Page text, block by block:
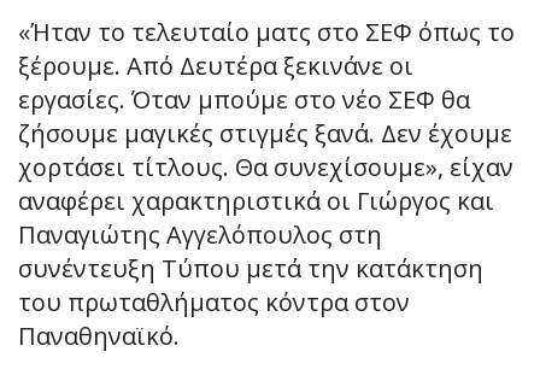
«Ήταν το τελευταίο ματς στο ΣΕΦ όπως το
ξέρουμε. Από Δευτέρα ξεκινάνε οι
εργασίες. Όταν μπούμε στο νέο ΣΕΦ θα
ζήσουμε μαγικές στιγμές ξανά. Δεν έχουμε
χορτάσει τίτλους. Θα συνεχίσουμε», είχαν
αναφέρει χαρακτηριστικά οι Γιώργος και
Παναγιώτης Αγγελόπουλος στη
συνέντευξη Τύπου μετά την κατάκτηση
του πρωταθλήματος κόντρα στον
Παναθηναϊκό.